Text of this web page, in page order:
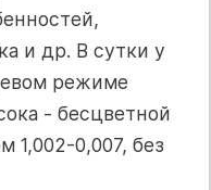
и др. В сутки у
режиме
- бесцветной
1,002-0,007, без